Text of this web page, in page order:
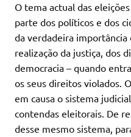
O tema actual das
parte dos políticos e dos
da verdadeira importância
realização da justiça, dos
democracia – quando
os seus direitos violados.
em causa o sistema
contendas eleitorais. De
desse mesmo sistema,